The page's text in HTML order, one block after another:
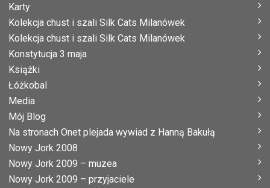
Karty
Kolekcja chust i szali Silk Cats Milanówek
Kolekcja chust i szali Silk Cats Milanówek
Konstytucja 3 maja
Książki
Łóżkobal
Media
Mój Blog
Na stronach Onet plejada wywiad z Hanną Bakułą
Nowy Jork 2008
Nowy Jork 2009 – muzea
Nowy Jork 2009 – przyjaciele